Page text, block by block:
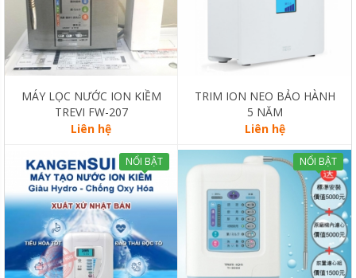
MÁY LỌC NƯỚC ION KIỀM
TREVI FW-207
Liên hệ
TRIM ION NEO BẢO HÀNH
5 NĂM
Liên hệ
NỔI BẬT NỔI BẬT